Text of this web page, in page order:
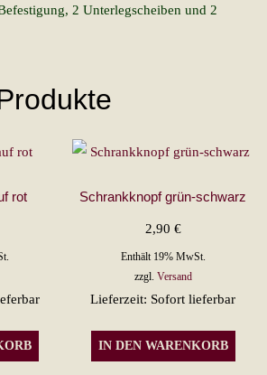
2 Unterlegscheiben und 2
rot Schrankknopf grün-schwarz
2,90 €
Enthält 19% MwSt.
zzgl. Versand
Lieferzeit: Sofort lieferbar
IN DEN WARENKORB